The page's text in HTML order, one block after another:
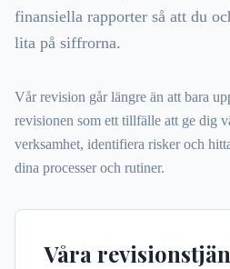
finansiella rapporter så att du
lita på siffrorna.
Vår revision går längre än att bara
revisionen som ett tillfälle att ge dig
verksamhet, identifiera risker och
dina processer och rutiner.
Våra